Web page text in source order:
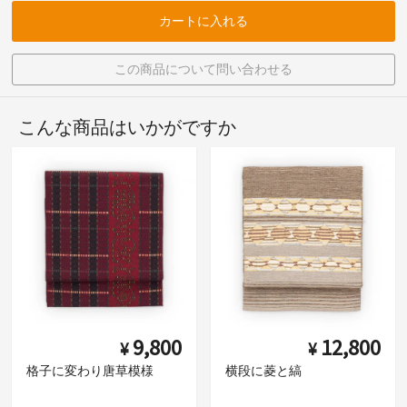
カートに入れる
この商品について問い合わせる
こんな商品はいかがですか
¥ 9,800
格子に変わり唐草模様
¥ 12,800
横段に菱と縞